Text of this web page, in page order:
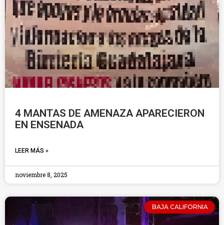
4 MANTAS DE AMENAZA APARECIERON
EN ENSENADA
LEER MÁS »
noviembre 8, 2025
BAJA CALIFORNIA